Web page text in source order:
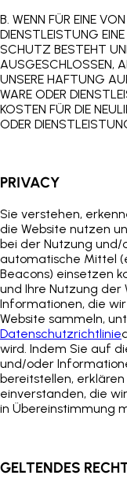
B. WENN FÜR EINE
DIENSTLEISTUNG
SCHUTZ BESTEHT
AUSGESCHLOSSEN,
UNSERE HAFTUNG
WARE ODER
KOSTEN FÜR DIE
ODER
PRIVACY
Sie verstehen,
die Website nutzen
bei der Nutzung
automatische Mittel
Beacons) einsetzen
und Ihre Nutzung der
Informationen, die
Website sammeln,
Datenschutzrichtlinie
wird. Indem Sie auf
und/oder
bereitstellen,
einverstanden, die
in Übereinstimmung
GELTENDES